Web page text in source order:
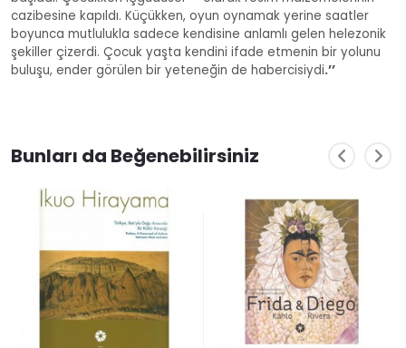
cazibesine kapıldı. Küçükken, oyun oynamak yerine saatler
boyunca mutlulukla sadece kendisine anlamlı gelen helezonik
şekiller çizerdi. Çocuk yaşta kendini ifade etmenin bir yolunu
buluşu, ender görülen bir yeteneğin de habercisiydi.’’
Bunları da Beğenebilirsiniz